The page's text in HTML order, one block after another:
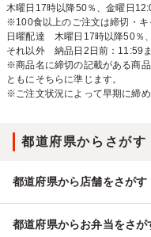
木曜日17時以降50％、金曜日
※100食以上のご注文は締切・キ
日曜配達 木曜日17時以降50％
それ以外 納品日2日前：11:59
※商品名に締切の記載がある商
ともにそちらに準じます。
※ご注文状況によって早期に締
都道府県からさがす
都道府県から店舗をさがす
都道府県からお弁当をさが